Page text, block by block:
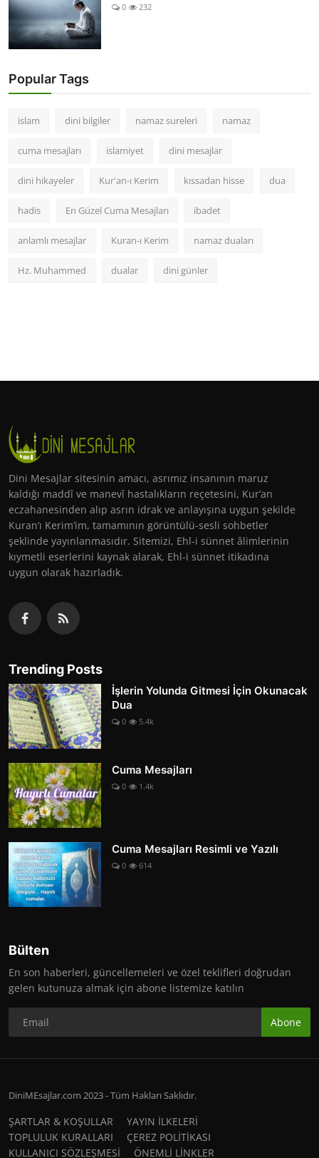
0 232
Popular Tags
islam dini bilgiler namaz sureleri namaz
cuma mesajları islamiyet dini mesajlar
dini hikayeler Kur'an-ı Kerim kıssadan hisse dua
hadis En Güzel Cuma Mesajları ibadet
anlamlı mesajlar Kuran-ı Kerim namaz duaları
Hz. Muhammed dualar dini günler
Dini Mesajlar sitesinin amacı, asrımız insanının maruz
kaldığı maddî ve manevî hastalıkların reçetesini, Kur’an
eczahanesinden alıp asrın idrak ve anlayışına uygun şekilde
Kuran’ı Kerim’im, tamamının görüntülü-sesli sohbetler
şeklinde yayınlanmasıdır. Sitemizi, Ehl-i sünnet âlimlerinin
kıymetli eserlerini kaynak alarak, Ehl-i sünnet itikadına
uygun olarak hazırladık.
Trending Posts
İşlerin Yolunda Gitmesi İçin Okunacak
Dua
0 5.4k
Cuma Mesajları
0 1.4k
Cuma Mesajları Resimli ve Yazılı
0 614
Bülten
En son haberleri, güncellemeleri ve özel teklifleri doğrudan
gelen kutunuza almak için abone listemize katılın
Abone
DiniMEsajlar.com 2023 - Tüm Hakları Saklıdır.
ŞARTLAR & KOŞULLAR
YAYIN İLKELERİ
TOPLULUK KURALLARI
ÇEREZ POLİTİKASI
KULLANICI SÖZLEŞMESİ
ÖNEMLİ LİNKLER